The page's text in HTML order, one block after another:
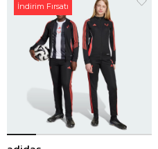
İndirim Fırsatı